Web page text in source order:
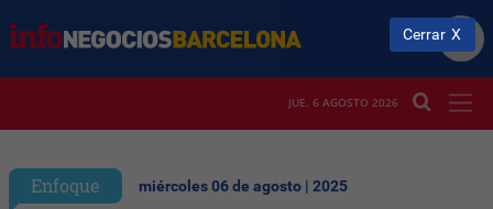
JUE. 6 AGOSTO 2026
Enfoque miércoles 06 de agosto | 2025
Cerrar